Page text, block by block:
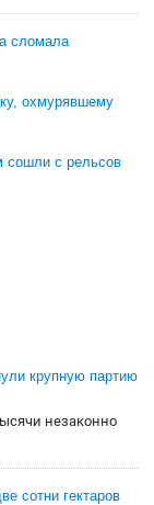
сломала
охмурявшему
сошли с рельсов
крупную партию
незаконно
сотни гектаров